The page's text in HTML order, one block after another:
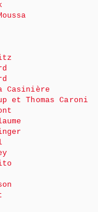
Casinière
et Thomas Caroni